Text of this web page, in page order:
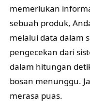
memerlukan
sebuah produk,
melalui data dalam
pengecekan dari
dalam hitungan
bosan menunggu.
merasa puas.